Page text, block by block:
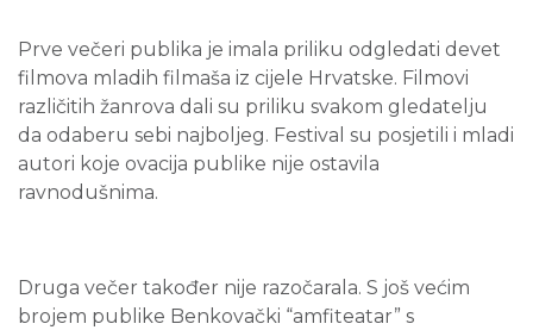
Prve večeri publika je imala priliku odgledati devet
filmova mladih filmaša iz cijele Hrvatske. Filmovi
različitih žanrova dali su priliku svakom gledatelju
da odaberu sebi najboljeg. Festival su posjetili i mladi
autori koje ovacija publike nije ostavila
ravnodušnima.
Druga večer također nije razočarala. S još većim
brojem publike Benkovački “amfiteatar” s